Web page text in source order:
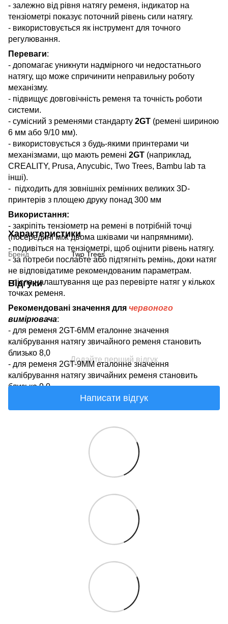
- залежно від рівня натягу ременя, індикатор на
тензіометрі показує поточний рівень сили натягу.
- використовується як інструмент для точного
регулювання.
Переваги:
- допомагає уникнути надмірного чи недостатнього
натягу, що може спричинити неправильну роботу
механізму.
- підвищує довговічність ременя та точність роботи
системи.
- сумісний з ременями стандарту 2GT (ремені шириною
6 мм або 9/10 мм).
- використовується з будь-якими принтерами чи
механізмами, що мають ремені 2GT (наприклад,
CREALITY, Prusa, Anycubic, Two Trees, Bambu lab та
інші).
- підходить для зовнішніх ремінних великих 3D-
принтерів з площею друку понад 300 мм
Використання:
- закріпіть тензіометр на ремені в потрібній точці
(посередині між двома шківами чи напрямними).
- подивіться на тензіометрі, щоб оцінити рівень натягу.
- за потреби послабте або підтягніть ремінь, доки натяг
не відповідатиме рекомендованим параметрам.
- після налаштування ще раз перевірте натяг у кількох
точках ременя.
Рекомендовані значення для червоного
вимірювача:
- для ременя 2GT-6MM еталонне значення
калібрування натягу звичайного ременя становить
близько 8,0
- для ременя 2GT-9MM еталонне значення
калібрування натягу звичайних ременя становить
близько 9,0
Характеристики
Бренд Two Trees
Відгуки
Додайте перший відгук
Написати відгук